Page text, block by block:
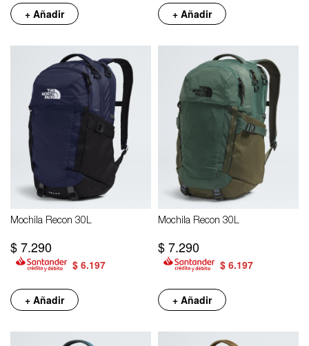
+ Añadir + Añadir
Mochila Recon 30L
$7.290
$ 6.197
+ Añadir
Mochila Recon 30L
$7.290
$ 6.197
+ Añadir